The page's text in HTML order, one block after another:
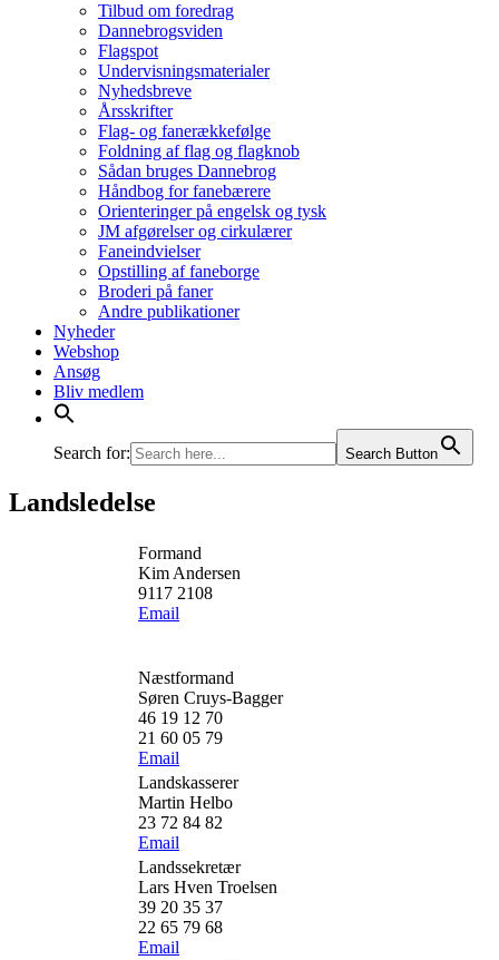
Tilbud om foredrag
Dannebrogsviden
Flagspot
Undervisningsmaterialer
Nyhedsbreve
Årsskrifter
Flag- og fanerækkefølge
Foldning af flag og flagknob
Sådan bruges Dannebrog
Håndbog for fanebærere
Orienteringer på engelsk og tysk
JM afgørelser og cirkulærer
Faneindvielser
Opstilling af faneborge
Broderi på faner
Andre publikationer
Nyheder
Webshop
Ansøg
Bliv medlem
Search for: Search Button
Landsledelse
Formand
Kim Andersen
9117 2108
Email
Næstformand
Søren Cruys-Bagger
46 19 12 70
21 60 05 79
Email
Landskasserer
Martin Helbo
23 72 84 82
Email
Landssekretær
Lars Hven Troelsen
39 20 35 37
22 65 79 68
Email